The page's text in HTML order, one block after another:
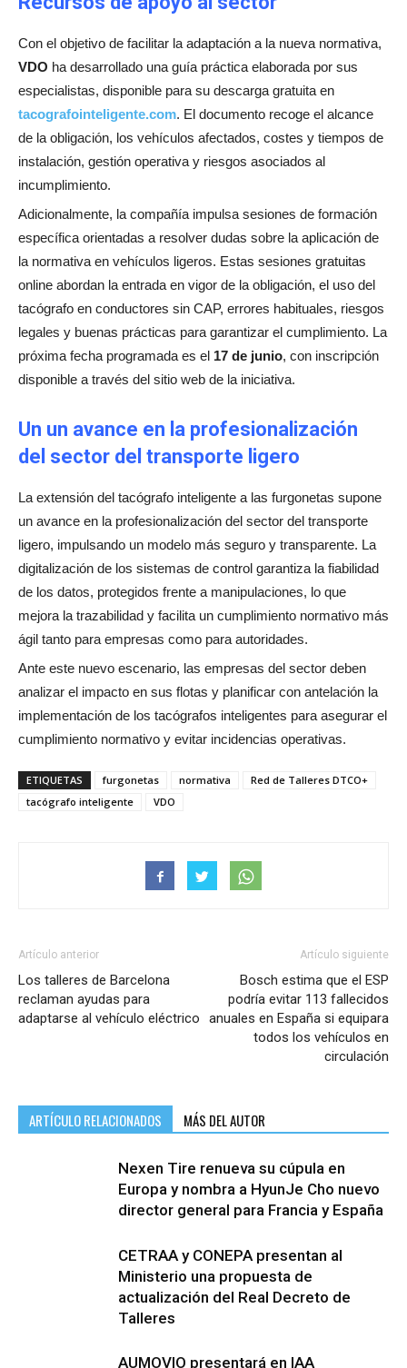
Con el objetivo de facilitar la adaptación a la nueva normativa,
VDO ha desarrollado una guía práctica elaborada por sus
especialistas, disponible para su descarga gratuita en
tacografointeligente.com. El documento recoge el alcance
de la obligación, los vehículos afectados, costes y tiempos de
instalación, gestión operativa y riesgos asociados al
incumplimiento.
Adicionalmente, la compañía impulsa sesiones de formación
específica orientadas a resolver dudas sobre la aplicación de
la normativa en vehículos ligeros. Estas sesiones gratuitas
online abordan la entrada en vigor de la obligación, el uso del
tacógrafo en conductores sin CAP, errores habituales, riesgos
legales y buenas prácticas para garantizar el cumplimiento. La
próxima fecha programada es el 17 de junio, con inscripción
disponible a través del sitio web de la iniciativa.
Un un avance en la profesionalización
del sector del transporte ligero
La extensión del tacógrafo inteligente a las furgonetas supone
un avance en la profesionalización del sector del transporte
ligero, impulsando un modelo más seguro y transparente. La
digitalización de los sistemas de control garantiza la fiabilidad
de los datos, protegidos frente a manipulaciones, lo que
mejora la trazabilidad y facilita un cumplimiento normativo más
ágil tanto para empresas como para autoridades.
Ante este nuevo escenario, las empresas del sector deben
analizar el impacto en sus flotas y planificar con antelación la
implementación de los tacógrafos inteligentes para asegurar el
cumplimiento normativo y evitar incidencias operativas.
ETIQUETAS furgonetas normativa
Red de Talleres DTCO+
tacógrafo inteligente
VDO
Artículo anterior
Los talleres de Barcelona
reclaman ayudas para
adaptarse al vehículo eléctrico
Artículo siguiente
Bosch estima que el ESP
podría evitar 113 fallecidos
anuales en España si equipara
todos los vehículos en
circulación
ARTÍCULO RELACIONADOS MÁS DEL AUTOR
Nexen Tire renueva su cúpula en
Europa y nombra a HyunJe Cho nuevo
director general para Francia y España
CETRAA y CONEPA presentan al
Ministerio una propuesta de
actualización del Real Decreto de
Talleres
AUMOVIO presentará en IAA